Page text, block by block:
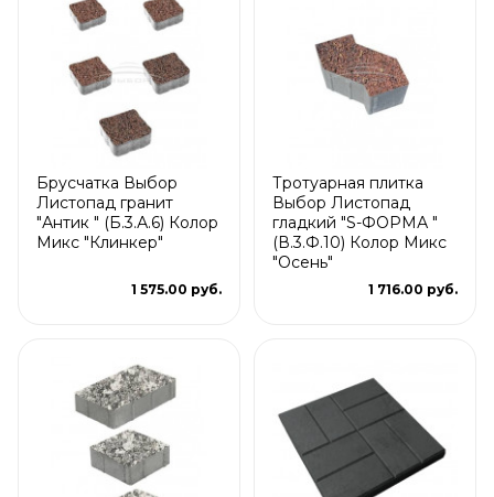
Брусчатка Выбор
Листопад гранит
"Антик " (Б.3.А.6) Колор
Микс "Клинкер"
1 575.00 руб.
Тротуарная плитка
Выбор Листопад
гладкий "S-ФОРМА "
(В.3.Ф.10) Колор Микс
"Осень"
1 716.00 руб.